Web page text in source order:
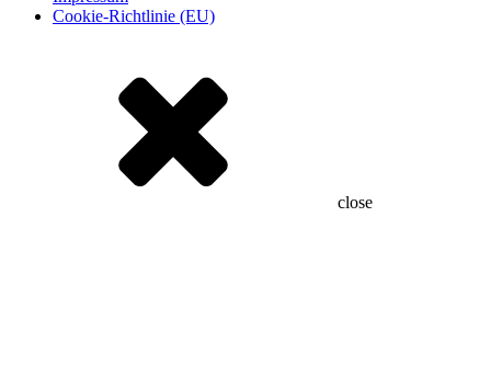
Cookie-Richtlinie (EU)
close